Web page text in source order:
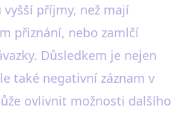
vyšší příjmy, než mají
přiznání, nebo zamlčí
Důsledkem je nejen
také negativní záznam v
ovlivnit možnosti dalšího